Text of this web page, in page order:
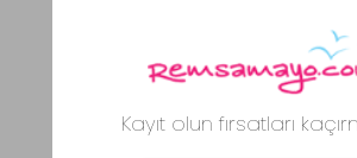
Beden: L
Daha Fazla Yorum Göster